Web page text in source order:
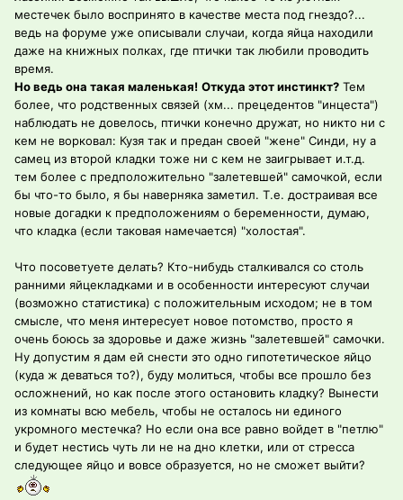
местечек было воспринято в качестве места под гнездо?...
ведь на форуме уже описывали случаи, когда яйца находили
даже на книжных полках, где птички так любили проводить
время.
Но ведь она такая маленькая! Откуда этот инстинкт? Тем
более, что родственных связей (хм... прецедентов "инцеста")
наблюдать не довелось, птички конечно дружат, но никто ни с
кем не ворковал: Кузя так и предан своей "жене" Синди, ну а
самец из второй кладки тоже ни с кем не заигрывает и.т.д.
тем более с предположительно "залетевшей" самочкой, если
бы что-то было, я бы наверняка заметил. Т.е. достраивая все
новые догадки к предположениям о беременности, думаю,
что кладка (если таковая намечается) "холостая".
Что посоветуете делать? Кто-нибудь сталкивался со столь
ранними яйцекладками и в особенности интересуют случаи
(возможно статистика) с положительным исходом; не в том
смысле, что меня интересует новое потомство, просто я
очень боюсь за здоровье и даже жизнь "залетевшей" самочки.
Ну допустим я дам ей снести это одно гипотетическое яйцо
(куда ж деваться то?), буду молиться, чтобы все прошло без
осложнений, но как после этого остановить кладку? Вынести
из комнаты всю мебель, чтобы не осталось ни единого
укромного местечка? Но если она все равно войдет в "петлю"
и будет нестись чуть ли не на дно клетки, или от стресса
следующее яйцо и вовсе образуется, но не сможет выйти?